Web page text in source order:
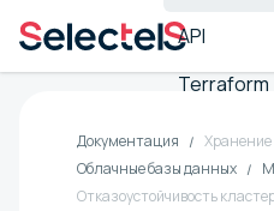
API
Terraform
Документация
Хранение
Облачные базы данных
Отказоустойчивость